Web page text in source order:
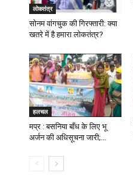
लोकतंत्र
सोनम वांगचुक की गिरफ्तारी: क्या
खतरे में है हमारा लोकतंत्र?
हलचल
मप्र : बसनिया बॉंध के लिए भू
अर्जन की अधिसूचना जारी;...